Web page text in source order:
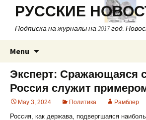
РУССКИЕ
Подписка на журналы на 2017 год.
Menu
content
Эксперт: Сражающаяся
Россия служит
May 3, 2024 Политика Рамблер
Россия, как держава, подвергшаяся